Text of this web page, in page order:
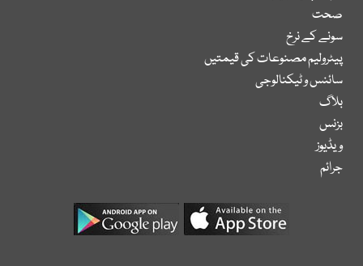
صحت
سونے کے نرخ
پیٹرولیم مصنوعات کی قیمتیں
سائنس و ٹیکنالوجی
بلاگ
بزنس
ویڈیوز
جرائم